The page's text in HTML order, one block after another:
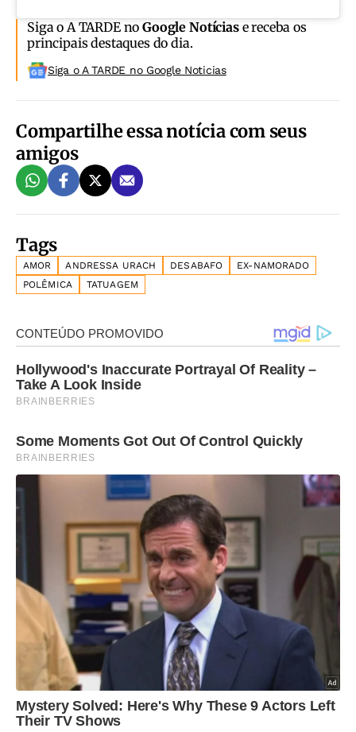
Siga o A TARDE noGoogle Notíciase receba os
principais destaques do dia.
Siga o A TARDE no Google Noticias
Compartilhe essa notícia com seus
amigos
Tags
AMOR ANDRESSA URACH DESABAFO
EX-NAMORADO
POLÊMICA
TATUAGEM